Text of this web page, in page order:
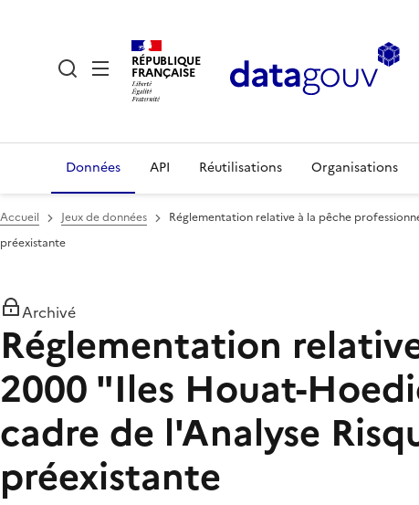
RÉPUBLIQUE
FRANÇAISE
Données API Réutilisations Organisations
Accueil Jeux de données
Réglementation relative à la pêche
préexistante
Archivé
Réglementation
2000 "Iles Houat-
cadre de l'Analyse
préexistante